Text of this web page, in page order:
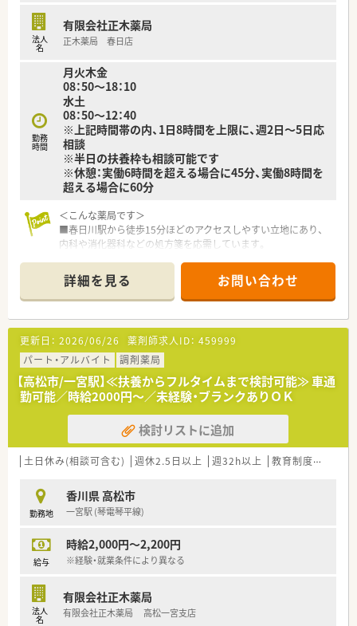
以外の取組に参加することができます。
■薬剤師の人員配置については、1人当たりの処方箋枚数が1日
20～25枚程度になるように配置されてます。
使うことができます。
＜こんな方にオススメ＞
■調剤業務をメインとし服薬指導とともにOTC商材の提案もし
たい方
■生活に密着したアドバイスができる薬剤師になりたい方
■調剤業務とOTC業務の両方に興味があり、薬剤師としての幅を
広げたい方
■店舗の皆で目標に向かってがんばりたい方
法人
名
有限会社正木薬局
正木薬局 春日店
勤務
時間
月火木金
08：50～18：10
水土
08：50～12：40
※上記時間帯の内、1日8時間を上限に、週2日～5日応
相談
※半日の扶養枠も相談可能です
※休憩：実働6時間を超える場合に45分、実働8時間を
超える場合に60分
＜こんな薬局です＞
■春日川駅から徒歩15分ほどのアクセスしやすい立地にあり、
内科や消化器科などの処方箋を応需しています。
い
■現在は常勤薬剤師1名とパート薬剤師1名が在籍しており、少
人数ながらお互いに協力して日々の業務を行います。
＜こんな企業です＞
■香川県内全域に店舗展開中企業です。
■社長は県薬剤師会の常務理事と坂出市薬剤師会の会長をされ
ており、常に最新の薬局業界傾向を知ることができます。
■薬局運営以外にも保育園やサービス付き高齢者住宅などの社
会福祉や卸などもグループとして事業展開されています。
詳細を見る お問い合わせ
更新日： 2026/06/26 薬剤師求人ID： 459999
パート・アルバイト
調剤薬局
【高松市/一宮駅】≪扶養からフルタイムまで検討可能≫ 車通
勤可能／時給2000円～／未経験・ブランクありＯＫ
検討リストに追加
土日休み(相談可含む) 週休2.5日以上 週32h以上 教育制度あり
勤務地
香川県 高松市
一宮駅 (琴電琴平線)
給与
時給2,000円～2,200円
※経験・就業条件により異なる
法人
名
有限会社正木薬局
有限会社正木薬局 高松一宮支店